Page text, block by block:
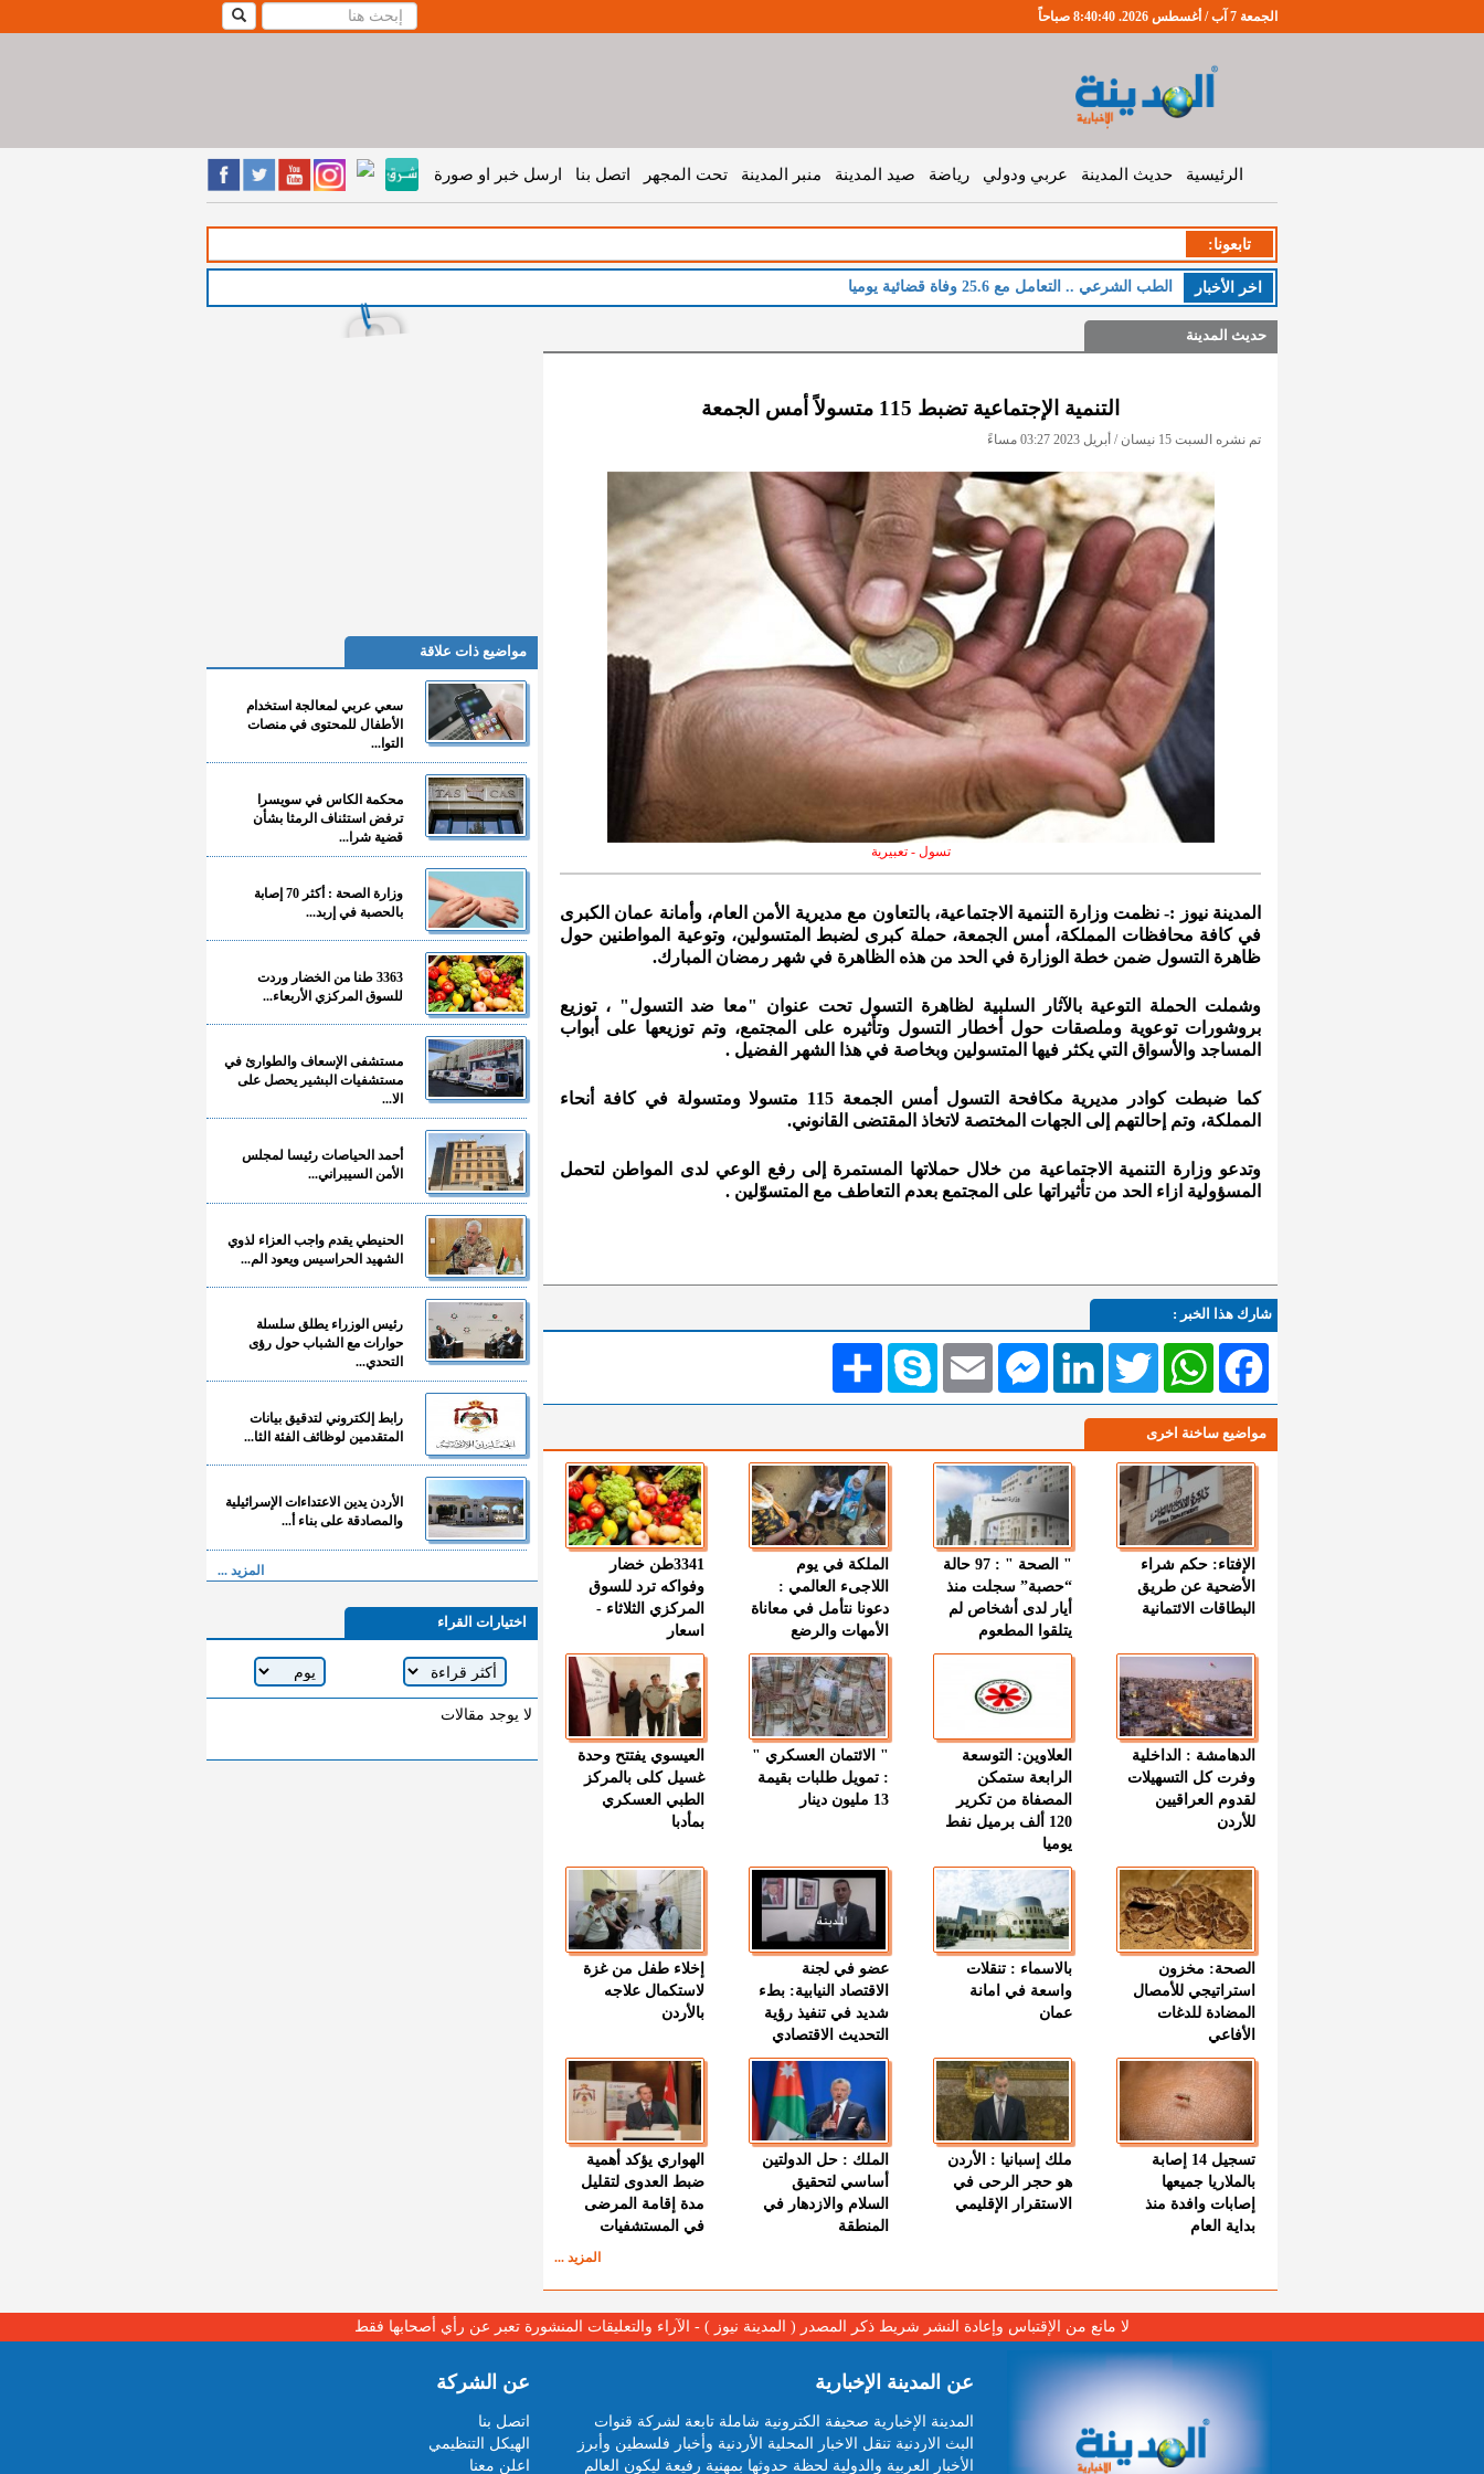
الجمعة 7 آب / أغسطس 2026. 8:40:41 صباحاً
الرئيسية حديث المدينة عربي ودولي رياضة صيد المدينة منبر المدينة تحت المجهر اتصل بنا ارسل خبر او صورة
تابعونا:
اخر اﻷخبار الطب الشرعي .. التعامل مع 25.6 وفاة قضائية يوميا
حديث المدينة
التنمية الإجتماعية تضبط 115 متسولاً أمس الجمعة
تم نشره السبت 15 نيسان / أبريل 2023 03:27 مساءً
تسول - تعبيرية
المدينة نيوز :- نظمت وزارة التنمية الاجتماعية، بالتعاون مع مديرية الأمن العام، وأمانة عمان الكبرى
في كافة محافظات المملكة، أمس الجمعة، حملة كبرى لضبط المتسولين، وتوعية المواطنين حول
ظاهرة التسول ضمن خطة الوزارة في الحد من هذه الظاهرة في شهر رمضان المبارك.
وشملت الحملة التوعية بالآثار السلبية لظاهرة التسول تحت عنوان "معا ضد التسول" ، توزيع
بروشورات توعوية وملصقات حول أخطار التسول وتأثيره على المجتمع، وتم توزيعها على أبواب
المساجد والأسواق التي يكثر فيها المتسولين وبخاصة في هذا الشهر الفضيل .
كما ضبطت كوادر مديرية مكافحة التسول أمس الجمعة 115 متسولا ومتسولة في كافة أنحاء
المملكة، وتم إحالتهم إلى الجهات المختصة لاتخاذ المقتضى القانوني.
وتدعو وزارة التنمية الاجتماعية من خلال حملاتها المستمرة إلى رفع الوعي لدى المواطن لتحمل
المسؤولية ازاء الحد من تأثيراتها على المجتمع بعدم التعاطف مع المتسوّلين .
شارك هذا الخبر :
انشر Skype EmailMessengerLinkedIn TwitterWhatsAppFacebook
مواضيع ساخنة اخرى
الإفتاء: حكم شراء
الأضحية عن طريق
البطاقات الائتمانية
" الصحة " : 97 حالة
“حصبة” سجلت منذ
أيار لدى أشخاص لم
يتلقوا المطعوم
الملكة في يوم
اللاجىء العالمي :
دعونا نتأمل في معاناة
الأمهات والرضع
3341طن خضار
وفواكه ترد للسوق
المركزي الثلاثاء -
اسعار
الدهامشة : الداخلية
وفرت كل التسهيلات
لقدوم العراقيين
للأردن
العلاوين: التوسعة
الرابعة ستمكن
المصفاة من تكرير
120 ألف برميل نفط
يوميا
" الائتمان العسكري "
: تمويل طلبات بقيمة
13 مليون دينار
العيسوي يفتتح وحدة
غسيل كلى بالمركز
الطبي العسكري
بمأدبا
الصحة: مخزون
استراتيجي للأمصال
المضادة للدغات
الأفاعي
بالاسماء : تنقلات
واسعة في امانة
عمان
عضو في لجنة
الاقتصاد النيابية: بطء
شديد في تنفيذ رؤية
التحديث الاقتصادي
إخلاء طفل من غزة
لاستكمال علاجه
بالأردن
تسجيل 14 إصابة
بالملاريا جميعها
إصابات وافدة منذ
بداية العام
ملك إسبانيا : الأردن
هو حجر الرحى في
الاستقرار الإقليمي
الملك : حل الدولتين
أساسي لتحقيق
السلام والازدهار في
المنطقة
الهواري يؤكد أهمية
ضبط العدوى لتقليل
مدة إقامة المرضى
في المستشفيات
المزيد ...
مواضيع ذات علاقة
سعي عربي لمعالجة استخدام
الأطفال للمحتوى في منصات
التوا...
محكمة الكاس في سويسرا
ترفض استئناف الرمثا بشأن
قضية شرا...
وزارة الصحة : أكثر 70 إصابة
بالحصبة في إربد...
3363 طنا من الخضار وردت
للسوق المركزي الأربعاء...
مستشفى الإسعاف والطوارئ في
مستشفيات البشير يحصل على
الا...
أحمد الحياصات رئيسا لمجلس
الأمن السيبراني...
الحنيطي يقدم واجب العزاء لذوي
الشهيد الحراسيس ويعود الم...
رئيس الوزراء يطلق سلسلة
حوارات مع الشباب حول رؤى
التحدي...
رابط إلكتروني لتدقيق بيانات
المتقدمين لوظائف الفئة الثا...
الأردن يدين الاعتداءات الإسرائيلية
والمصادقة على بناء أ...
المزيد ...
اختيارات القراء
لا يوجد مقالات
لا مانع من الإقتباس وإعادة النشر شريط ذكر المصدر ( المدينة نيوز ) - الآراء والتعليقات المنشورة تعبر عن رأي أصحابها فقط
عن المدينة الإخبارية
المدينة الإخبارية صحيفة الكترونية شاملة تابعة لشركة قنوات
البث الاردنية تنقل الاخبار المحلية الأردنية وأخبار فلسطين وأبرز
الأخبار العربية والدولية لحظة حدوثها بمهنية رفيعة ليكون العالم
عن الشركة
اتصل بنا
الهيكل التنظيمي
اعلن معنا